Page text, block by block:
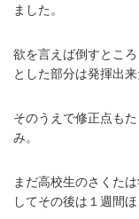
ました。
欲を言えば倒すとこ
とした部分は発揮出
そのうえで修正点も
み。
まだ高校生のさくた
してその後は１週間ほ